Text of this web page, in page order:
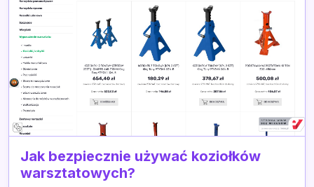
Jak bezpiecznie używać koziołków
warsztatowych?